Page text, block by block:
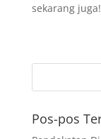
sekarang juga!
Pos-pos